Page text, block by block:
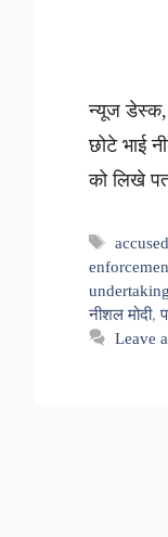
न्यूज डेस्क,
छोटे भाई
को लिखे
Tags
accused
undertaking
नीशल मोदी,
Leave